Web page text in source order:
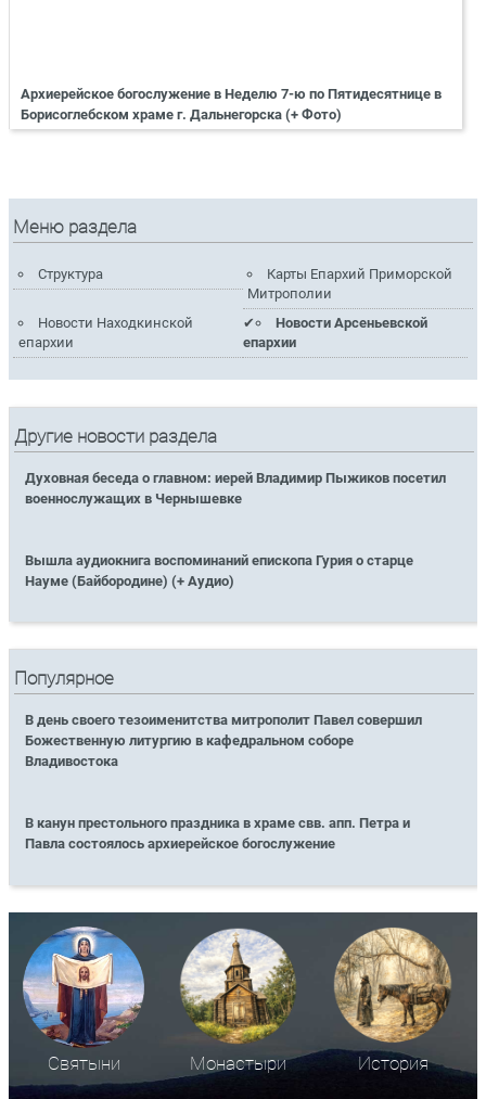
Архиерейское богослужение в Неделю 7-ю по Пятидесятнице в
Борисоглебском храме г. Дальнегорска (+ Фото)
Меню раздела
Структура
Карты Епархий Приморской
Митрополии
Новости Находкинской
епархии
Новости Арсеньевской
епархии
Другие новости раздела
Духовная беседа о главном: иерей Владимир Пыжиков посетил
военнослужащих в Чернышевке
Вышла аудиокнига воспоминаний епископа Гурия о старце
Науме (Байбородине) (+ Аудио)
Популярное
В день своего тезоименитства митрополит Павел совершил
Божественную литургию в кафедральном соборе
Владивостока
В канун престольного праздника в храме свв. апп. Петра и
Павла состоялось архиерейское богослужение
Святыни Монастыри История